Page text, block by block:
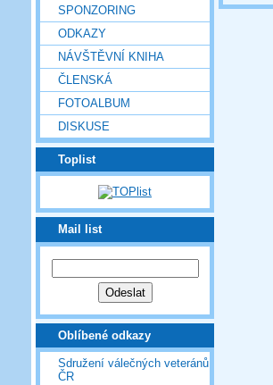
SPONZORING
ODKAZY
NÁVŠTĚVNÍ KNIHA
ČLENSKÁ
FOTOALBUM
DISKUSE
Toplist
Mail list
Oblíbené odkazy
Sdružení válečných veteránů
ČR